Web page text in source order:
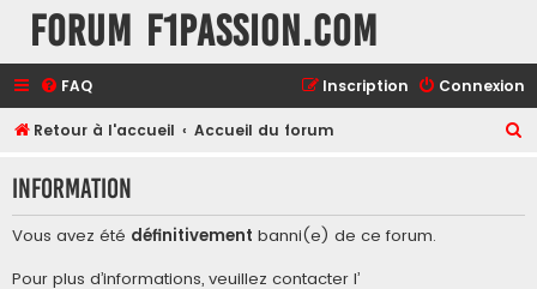
Forum F1Passion.com
FAQ Connexion
Inscription
Retour à l'accueil Accueil du forum
h
Information
Vous avez été définitivement banni(e) de ce forum.
Pour plus d’informations, veuillez contacter l’